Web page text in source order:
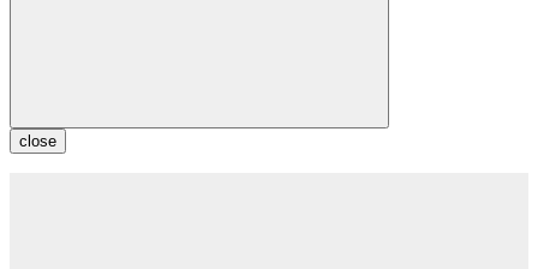
close